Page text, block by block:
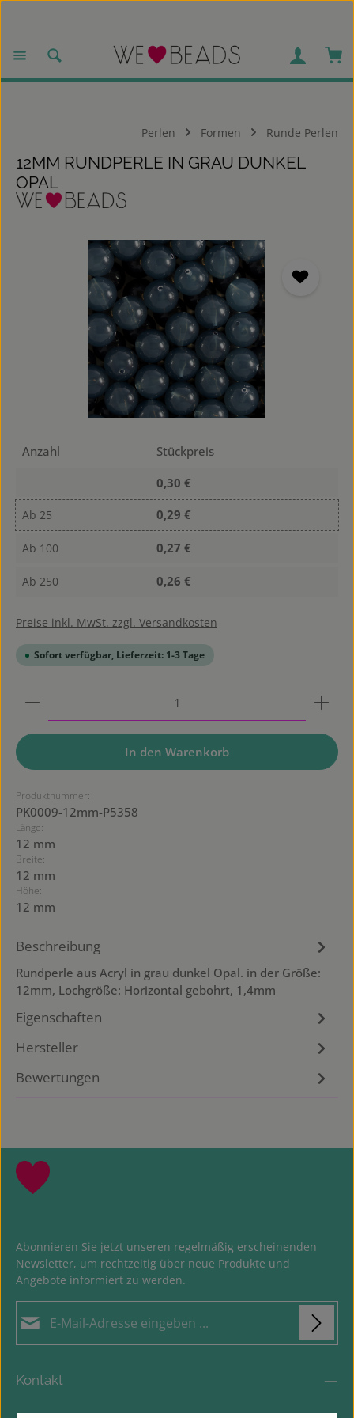
Perlen Formen Runde Perlen
12MM RUNDPERLE IN GRAU DUNKEL
OPAL
Bildergalerie überspringen
Anzahl
Stückpreis
0,30 €
Ab 25 0,29 €
Ab 100 0,27 €
Ab 250 0,26 €
Preise inkl. MwSt. zzgl. Versandkosten
Sofort verfügbar, Lieferzeit: 1-3 Tage
Produkt Anzahl: Gib den gewünschten Wert ein
In den Warenkorb
Produktnummer:
PK0009-12mm-P5358
Länge:
12 mm
Breite:
12 mm
Höhe:
12 mm
Beschreibung
Rundperle aus Acryl in grau dunkel Opal. in der Größe:
12mm, Lochgröße: Horizontal gebohrt, 1,4mm
Eigenschaften
Hersteller
Bewertungen
Abonnieren Sie jetzt unseren regelmäßig erscheinenden
Newsletter, um rechtzeitig über neue Produkte und
Angebote informiert zu werden.
Ich habe die
Die mit einem Stern (*) markierten Felder sind
Kontakt